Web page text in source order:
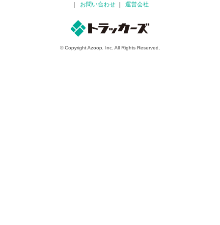
お問い合わせ
運営会社
© Copyright Azoop, Inc. All Rights Reserved.